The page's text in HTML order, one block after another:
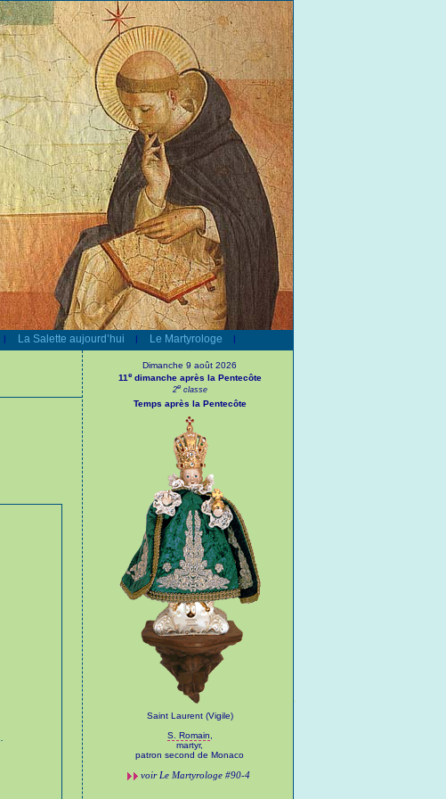
| La Salette aujourd’hui | Le Martyrologe |
Dimanche 9 août 2026
11edimanche après la Pentecôte
2eclasse
Temps après la Pentecôte
Saint Laurent (Vigile)
S. Romain,
martyr,
patron second de Monaco
voir Le Martyrologe#90-4